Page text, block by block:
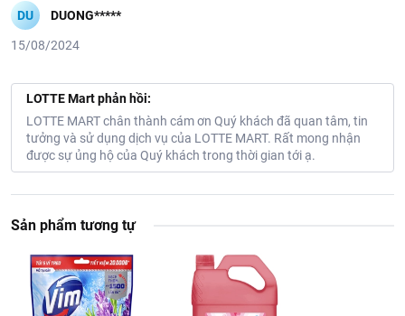
DU DUONG*****
15/08/2024
LOTTE Mart phản hồi:
LOTTE MART chân thành cám ơn Quý khách đã quan tâm, tin
tưởng và sử dụng dịch vụ của LOTTE MART. Rất mong nhận
được sự ủng hộ của Quý khách trong thời gian tới ạ.
Sản phẩm tương tự